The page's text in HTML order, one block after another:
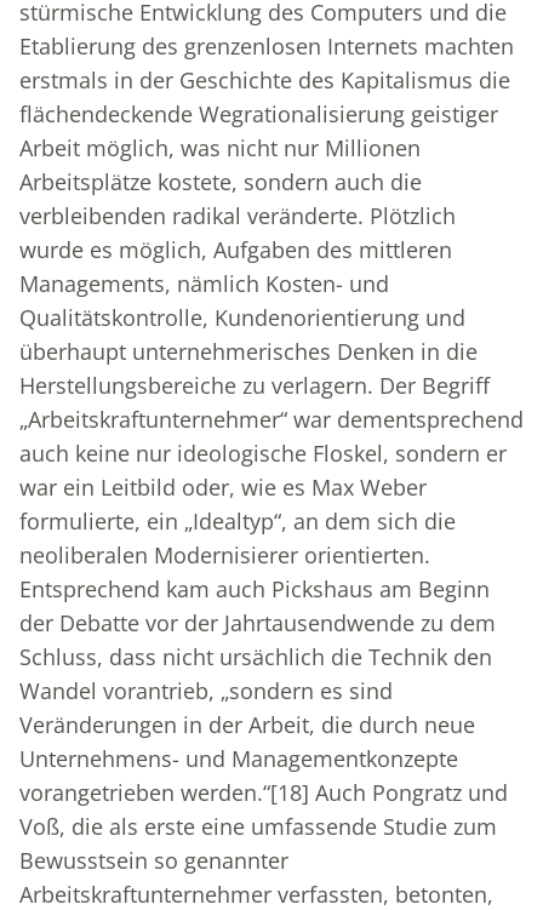
stürmische Entwicklung des Computers und die
Etablierung des grenzenlosen Internets machten
erstmals in der Geschichte des Kapitalismus die
flächendeckende Wegrationalisierung geistiger
Arbeit möglich, was nicht nur Millionen
Arbeitsplätze kostete, sondern auch die
verbleibenden radikal veränderte. Plötzlich
wurde es möglich, Aufgaben des mittleren
Managements, nämlich Kosten- und
Qualitätskontrolle, Kundenorientierung und
überhaupt unternehmerisches Denken in die
Herstellungsbereiche zu verlagern. Der Begriff
„Arbeitskraftunternehmer“ war dementsprechend
auch keine nur ideologische Floskel, sondern er
war ein Leitbild oder, wie es Max Weber
formulierte, ein „Idealtyp“, an dem sich die
neoliberalen Modernisierer orientierten.
Entsprechend kam auch Pickshaus am Beginn
der Debatte vor der Jahrtausendwende zu dem
Schluss, dass nicht ursächlich die Technik den
Wandel vorantrieb, „sondern es sind
Veränderungen in der Arbeit, die durch neue
Unternehmens- und Managementkonzepte
vorangetrieben werden.“[18] Auch Pongratz und
Voß, die als erste eine umfassende Studie zum
Bewusstsein so genannter
Arbeitskraftunternehmer verfassten, betonten,